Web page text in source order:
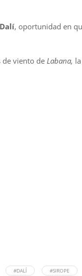
Dalí, oportunidad en
de viento de Labana,
#DALÍ #SIROPE